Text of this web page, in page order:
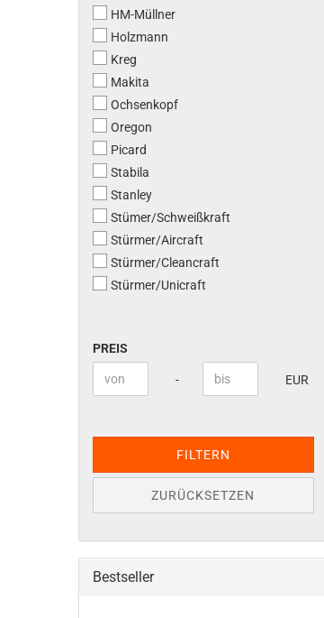
HM-Müllner
Holzmann
Kreg
Makita
Ochsenkopf
Oregon
Picard
Stabila
Stanley
Stümer/Schweißkraft
Stürmer/Aircraft
Stürmer/Cleancraft
Stürmer/Unicraft
PREIS
Preis bis - EUR
FILTERN
ZURÜCKSETZEN
Bestseller